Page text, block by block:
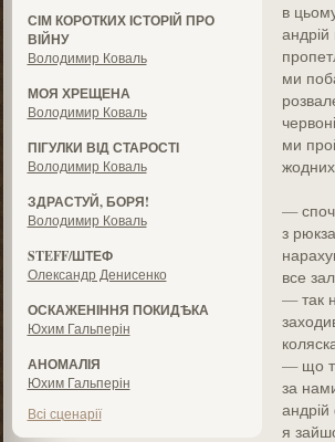
СІМ КОРОТКИХ ІСТОРІЙ ПРО
ВІЙНУ
Володимир Коваль
МОЯ ХРЕЩЕНА
Володимир Коваль
ПІГУЛКИ ВІД СТАРОСТІ
Володимир Коваль
ЗДРАСТУЙ, БОРЯ!
Володимир Коваль
STEFF/ШТЕФ
Олександр Денисенко
ОСКАЖЕНІННЯ ПОКИДѢКА
Юхим Гальперін
АНОМАЛІЯ
Юхим Гальперін
Всі сценарії
в
андрій
ми
ми
—
з
все
— так
— що
за
я